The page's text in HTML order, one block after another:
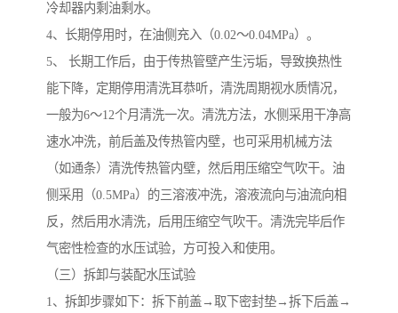
冷却器内剩油剩水。
4、长期停用时，在油侧充入（0.02～0.04MPa）。
5、 长期工作后，由于传热管壁产生污垢，导致换热性
能下降，定期停用清洗耳恭听，清洗周期视水质情况，
一般为6～12个月清洗一次。清洗方法，水侧采用干净高
速水冲洗，前后盖及传热管内壁，也可采用机械方法
（如通条）清洗传热管内壁，然后用压缩空气吹干。油
侧采用（0.5MPa）的三溶液冲洗，溶液流向与油流向相
反，然后用水清洗，后用压缩空气吹干。清洗完毕后作
气密性检查的水压试验，方可投入和使用。
（三）拆卸与装配水压试验
1、拆卸步骤如下：拆下前盖→取下密封垫→拆下后盖→